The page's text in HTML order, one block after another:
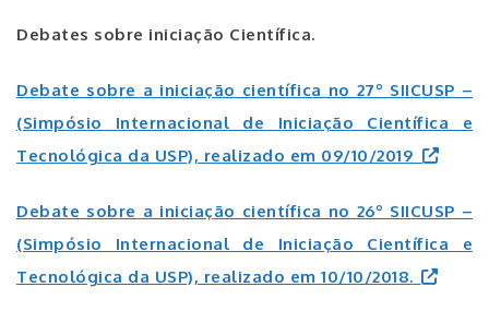
Debates sobre iniciação Científica.
Debate sobre a iniciação científica no 27º SIICUSP –
(Simpósio Internacional de Iniciação Científica e
Tecnológica da USP), realizado em 09/10/2019
Debate sobre a iniciação científica no 26º SIICUSP –
(Simpósio Internacional de Iniciação Científica e
Tecnológica da USP), realizado em 10/10/2018.